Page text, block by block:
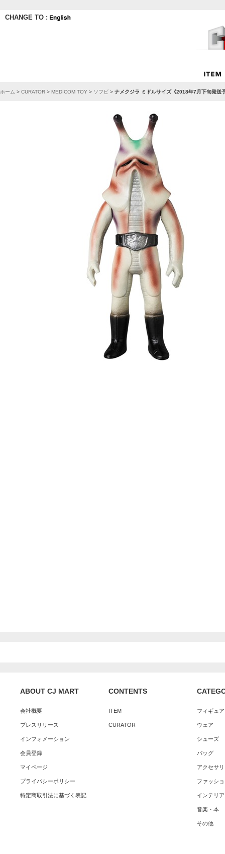
CHANGE TO :
ホーム > CURATOR > MEDICOM TOY > ソフビ > ナメクジラ ミドルサイズ《2018年7月下旬発送
ABOUT CJ MART
会社概要
プレスリリース
インフォメーション
会員登録
マイページ
プライバシーポリシー
特定商取引法に基づく表記
CONTENTS
ITEM
CURATOR
フィギュ
ウェア
シューズ
バッグ
アクセサ
ファッシ
インテリア
音楽・本
その他